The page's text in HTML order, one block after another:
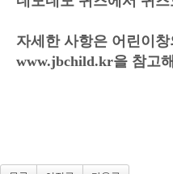
자세한 사항은 어린이
www.jbchild.kr을 참고